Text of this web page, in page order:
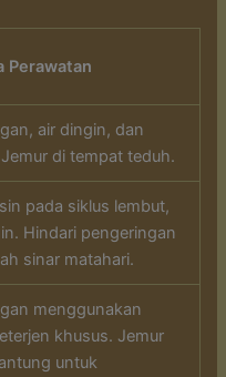
Perawatan
air dingin, dan
di tempat teduh.
pada siklus lembut,
Hindari pengeringan
sinar matahari.
menggunakan
khusus. Jemur
untuk